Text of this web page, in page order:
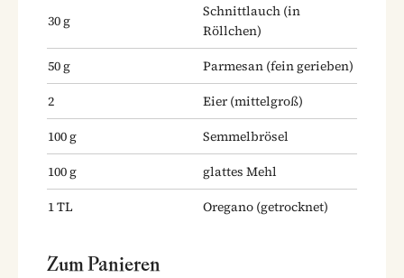
30g
Schnittlauch (in
Röllchen)
50g Parmesan (fein gerieben)
2
Eier (mittelgroß)
100g
Semmelbrösel
100g
glattes Mehl
1TL Oregano (getrocknet)
Zum Panieren